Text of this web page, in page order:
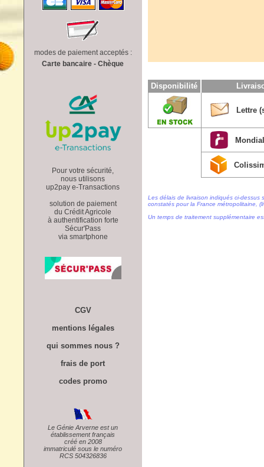
modes de paiement acceptés :
Carte bancaire - Chèque
Pour votre sécurité,
nous utilisons
up2pay e-Transactions
solution de paiement
du Crédit Agricole
à authentification forte
Sécur'Pass
via smartphone
CGV
mentions légales
qui sommes nous ?
frais de port
codes promo
Le Génie Arverne est un
établissement français
créé en 2008
immatriculé sous le numéro
RCS 504326836
Disponibilité
Lettre
Les délais de livraison indiqués ci-
constatés pour la France métropolitaine,
Un temps de traitement supplémentaire